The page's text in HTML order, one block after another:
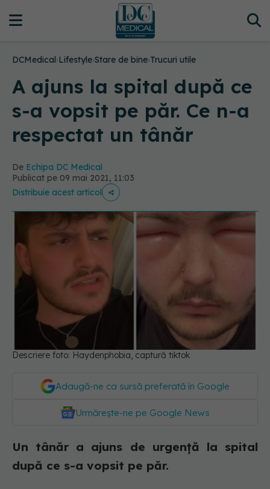
DCMedical›Lifestyle›Stare de bine›Trucuri utile
A ajuns la spital după ce
s-a vopsit pe păr. Ce n-a
respectat un tânăr
De Echipa DC Medical
Publicat pe 09 mai 2021, 11:03
Distribuie acest articol
Descriere foto: Haydenphobia, captură tiktok
Adaugă-ne ca sursă preferată în Google
Urmărește-ne pe Google News
Un tânăr a ajuns de urgență la spital
după ce s-a vopsit pe păr.